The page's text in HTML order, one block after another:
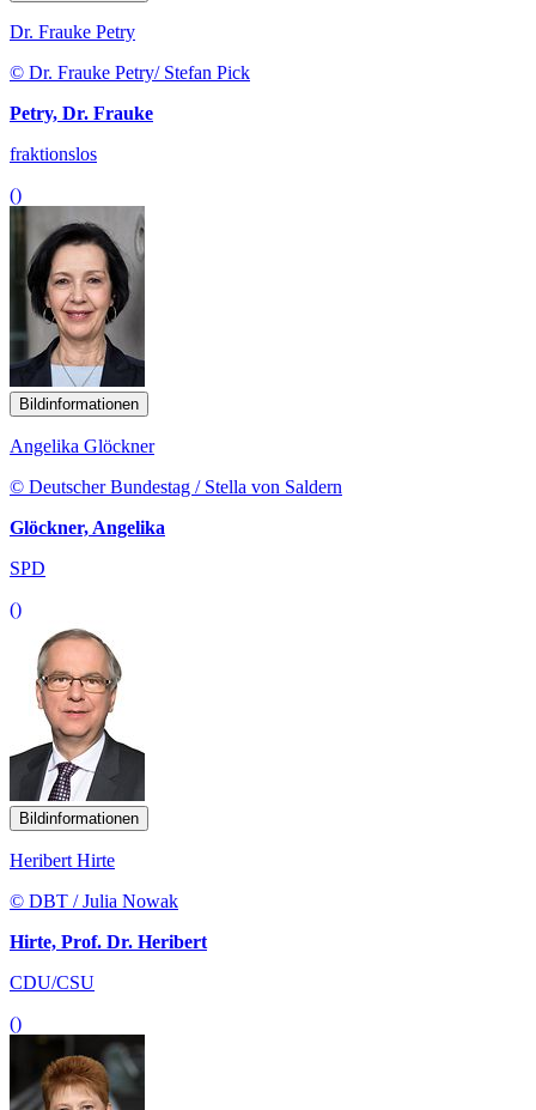
Dr. Frauke Petry
© Dr. Frauke Petry/ Stefan Pick
Petry, Dr. Frauke
fraktionslos
()
Bildinformationen
Angelika Glöckner
© Deutscher Bundestag / Stella von Saldern
Glöckner, Angelika
SPD
()
Bildinformationen
Heribert Hirte
© DBT / Julia Nowak
Hirte, Prof. Dr. Heribert
CDU/CSU
()